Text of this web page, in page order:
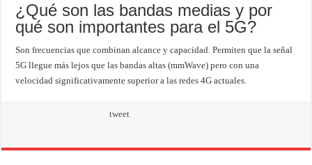
¿Qué son las bandas medias y por
qué son importantes para el 5G?
Son frecuencias que combinan alcance y capacidad. Permiten que la señal
5G llegue más lejos que las bandas altas (mmWave) pero con una
velocidad significativamente superior a las redes 4G actuales.
tweet